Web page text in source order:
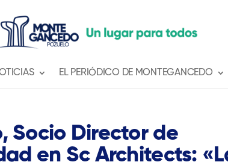
EL PERIÓDICO DE MONTEGANCEDO
Socio Director de
en Sc Architects: